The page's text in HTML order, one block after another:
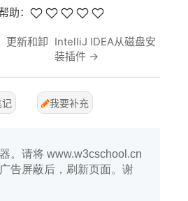
助：
更新和卸 IntelliJ IDEA从磁盘安
装插件→
记 我要补充
。请将 www.w3cschool.cn
告屏蔽后，刷新页面。谢